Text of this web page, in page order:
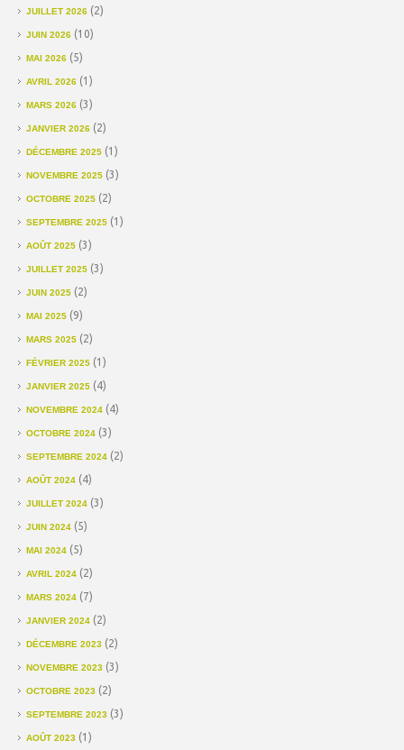
JUILLET 2026 (2)
JUIN 2026 (10)
MAI 2026 (5)
AVRIL 2026 (1)
MARS 2026 (3)
JANVIER 2026 (2)
DÉCEMBRE 2025 (1)
NOVEMBRE 2025 (3)
OCTOBRE 2025 (2)
SEPTEMBRE 2025 (1)
AOÛT 2025 (3)
JUILLET 2025 (3)
JUIN 2025 (2)
MAI 2025 (9)
MARS 2025 (2)
FÉVRIER 2025 (1)
JANVIER 2025 (4)
NOVEMBRE 2024 (4)
OCTOBRE 2024 (3)
SEPTEMBRE 2024 (2)
AOÛT 2024 (4)
JUILLET 2024 (3)
JUIN 2024 (5)
MAI 2024 (5)
AVRIL 2024 (2)
MARS 2024 (7)
JANVIER 2024 (2)
DÉCEMBRE 2023 (2)
NOVEMBRE 2023 (3)
OCTOBRE 2023 (2)
SEPTEMBRE 2023 (3)
AOÛT 2023 (1)